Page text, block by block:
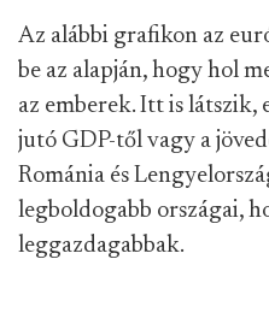
Az alábbi grafikon az
be az alapján, hogy hol
az emberek. Itt is látszik,
jutó GDP-től vagy a
Románia és
legboldogabb országai,
leggazdagabbak.